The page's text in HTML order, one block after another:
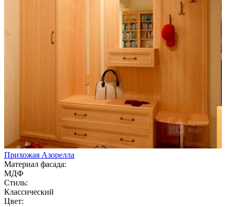
Прихожая Азорелла
Материал фасада:
МДФ
Стиль:
Классический
Цвет: